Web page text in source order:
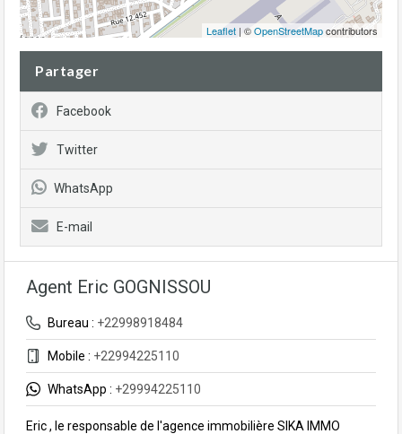
Leaflet | ©OpenStreetMapcontributors
Partager
Facebook
Twitter
WhatsApp
E-mail
Agent Eric GOGNISSOU
Bureau : +22998918484
Mobile : +22994225110
WhatsApp : +29994225110
Eric , le responsable de l'agence immobilière SIKA IMMO